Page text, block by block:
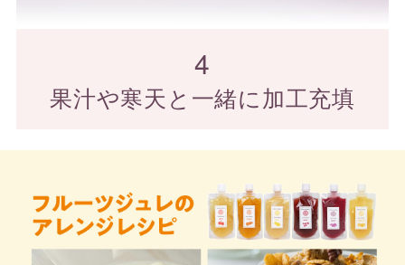
4
果汁や寒天と一緒に加工充填